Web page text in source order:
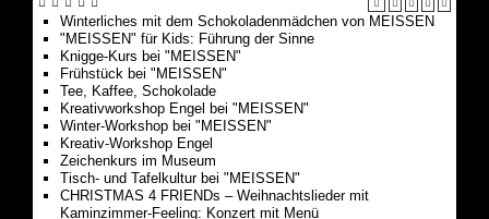
Winterliches mit dem Schokoladenmädchen von MEISSEN
"MEISSEN" für Kids: Führung der Sinne
Knigge-Kurs bei "MEISSEN"
Frühstück bei "MEISSEN"
Tee, Kaffee, Schokolade
Kreativworkshop Engel bei "MEISSEN"
Winter-Workshop bei "MEISSEN"
Kreativ-Workshop Engel
Zeichenkurs im Museum
Tisch- und Tafelkultur bei "MEISSEN"
CHRISTMAS 4 FRIENDs – Weihnachtslieder mit
Kaminzimmer-Feeling: Konzert mit Menü